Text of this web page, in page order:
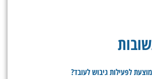
לפעילות גיבוש לעובד?